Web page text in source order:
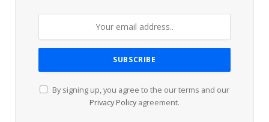
By signing up, you agree to the our terms and our
Privacy Policy agreement.